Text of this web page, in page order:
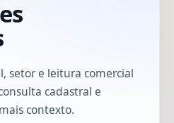
setor e leitura comercial
cadastral e
contexto.